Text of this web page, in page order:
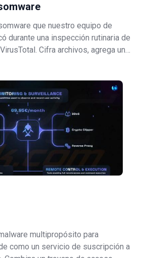
que nuestro equipo de
durante una inspección rutinaria de
Cifra archivos, agrega una
multipropósito para
como un servicio de suscripción a